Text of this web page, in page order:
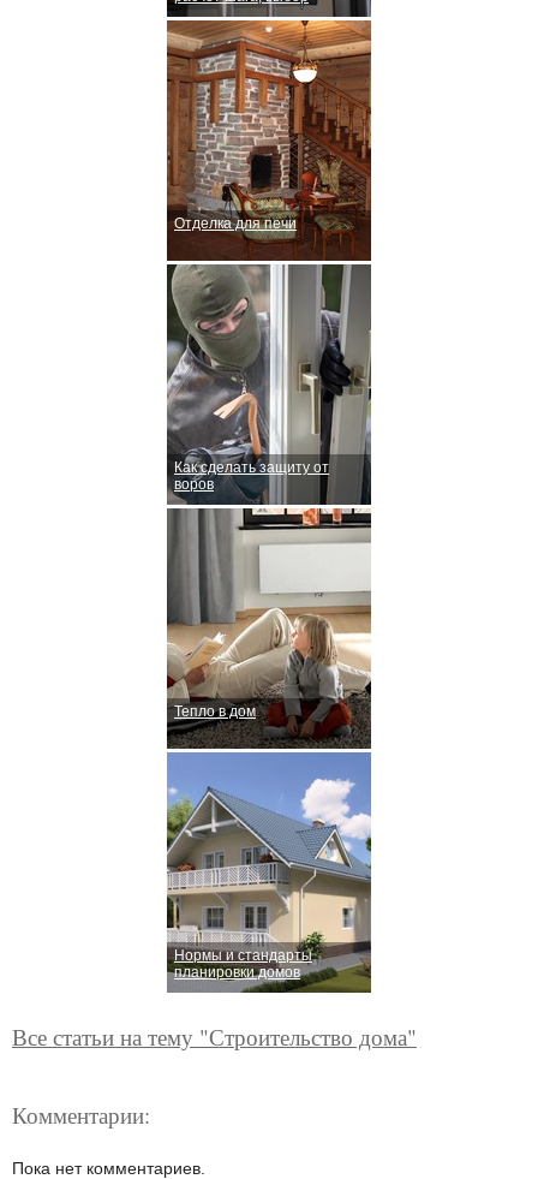
Отделка для печи
Как сделать защиту от
воров
Тепло в дом
Нормы и стандарты
планировки домов
Все статьи на тему "Строительство дома"
Комментарии:
Пока нет комментариев.